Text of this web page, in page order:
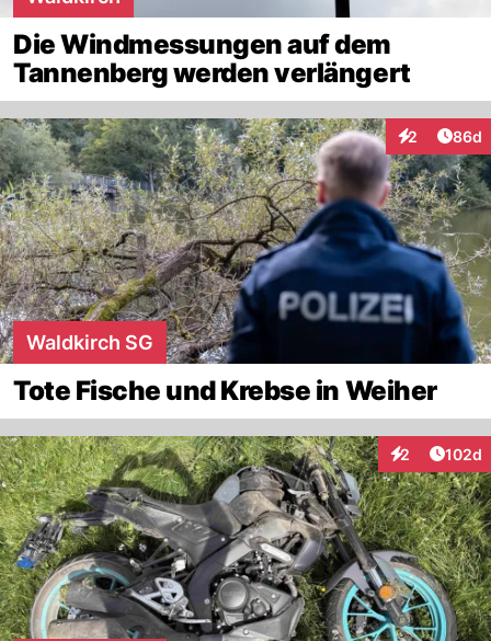
Die Windmessungen auf dem
Tannenberg werden verlängert
2
Interaktionen
86d
Waldkirch SG
Tote Fische und Krebse in Weiher
2
Interaktionen
102d